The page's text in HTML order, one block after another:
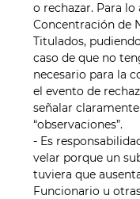
o rechazar. Para
Concentración de
Titulados,
caso de que no
necesario para la
el evento de
señalar
“observaciones”.
- Es
velar porque un
tuviera que
Funcionario u